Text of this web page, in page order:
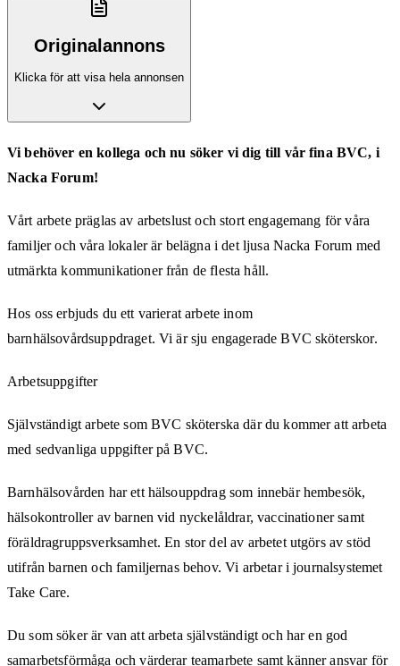
Originalannons
Klicka för att visa hela annonsen
Vi behöver en kollega och nu söker vi dig till vår fina BVC, i
Nacka Forum!
Vårt arbete präglas av arbetslust och stort engagemang för våra
familjer och våra lokaler är belägna i det ljusa Nacka Forum med
utmärkta kommunikationer från de flesta håll.
Hos oss erbjuds du ett varierat arbete inom
barnhälsovårdsuppdraget. Vi är sju engagerade BVC sköterskor.
Arbetsuppgifter
Självständigt arbete som BVC sköterska där du kommer att arbeta
med sedvanliga uppgifter på BVC.
Barnhälsovården har ett hälsouppdrag som innebär hembesök,
hälsokontroller av barnen vid nyckelåldrar, vaccinationer samt
föräldragruppsverksamhet. En stor del av arbetet utgörs av stöd
utifrån barnen och familjernas behov. Vi arbetar i journalsystemet
Take Care.
Du som söker är van att arbeta självständigt och har en god
samarbetsförmåga och värderar teamarbete samt känner ansvar för